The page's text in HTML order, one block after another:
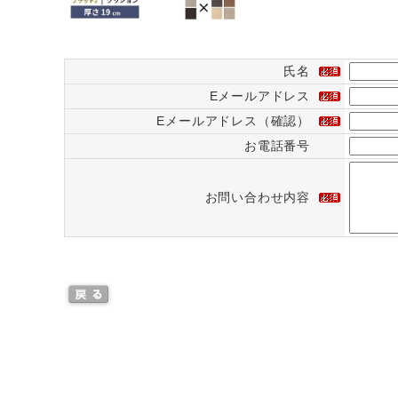
氏名
Eメールアドレス
Eメールアドレス（確認）
お電話番号
お問い合わせ内容